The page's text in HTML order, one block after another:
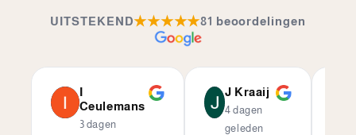
UITSTEKEND★★★★★81 beoordelingen
I
Ceulemans
3 dagen
J Kraaij
4 dagen
geleden